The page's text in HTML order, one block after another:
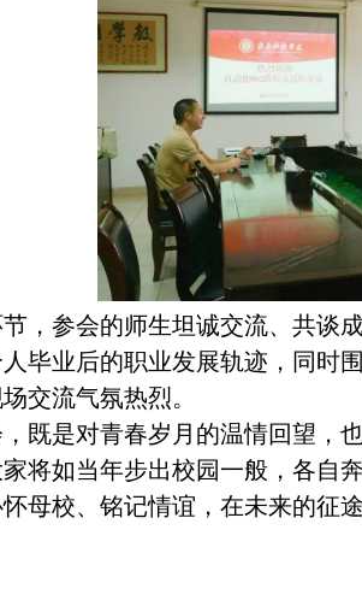
，参会的师生坦诚交流、共谈
毕业后的职业发展轨迹，同时
交流气氛热烈。
既是对青春岁月的温情回望，
将如当年步出校园一般，各自
母校、铭记情谊，在未来的征